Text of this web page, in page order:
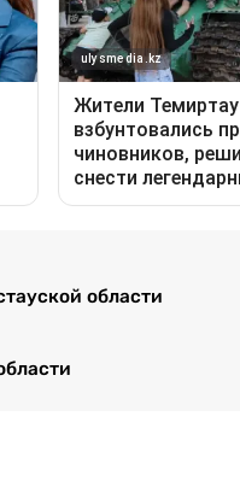
области